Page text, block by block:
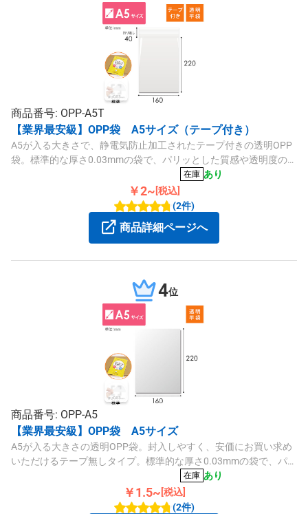
商品番号: OPP-A5T
【業界最安級】OPP袋 A5サイズ（テープ付き）
A5が入る大きさで、静電気防止加工されたテープ付きの透明OPP
袋。標準的な厚さ0.03mmの袋で、パリッとした質感や透明度の高
さが特徴です。カタログや納品書の同封、商品梱包、ラッピング
在庫 あり
￥2~ [税込]
(2件)
商品詳細ページへ
4位
商品番号: OPP-A5
【業界最安級】OPP袋 A5サイズ
A5が入る大きさの透明OPP袋。封入しやすく、安価にお買い求め
いただけるテープ無しタイプ。標準的な厚さ0.03mmの袋で、パリ
ッとした質感や透明度の高さが特徴です。ラッピングや商品梱
包、同封書類の保護などにいかがでしょうか。
在庫 あり
￥1.5~[税込]
(2件)